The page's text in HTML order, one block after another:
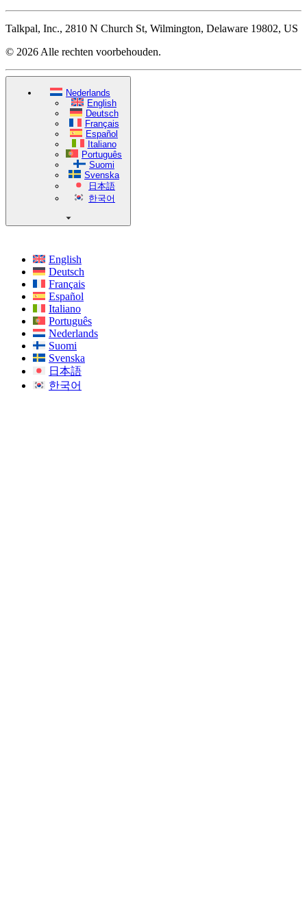
Talkpal, Inc., 2810 N Church St, Wilmington, Delaware 19802, US
© 2026 Alle rechten voorbehouden.
Nederlands
English
Deutsch
Français
Español
Italiano
Português
Suomi
Svenska
日本語
한국어
English
Deutsch
Français
Español
Italiano
Português
Nederlands
Suomi
Svenska
日本語
한국어